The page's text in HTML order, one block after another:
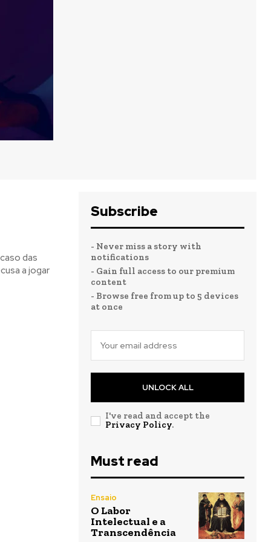
das
a jogar
Subscribe
- Never miss a story with
notifications
- Gain full access to our premium
content
- Browse free from up to 5 devices
at once
UNLOCK ALL
I've read and accept the
Privacy Policy.
Must read
Ensaio
O Labor
Intelectual e a
Transcendência